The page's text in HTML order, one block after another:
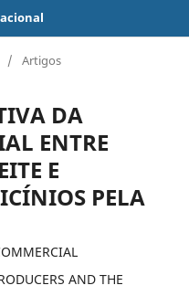
/ Artigos
DA
ENTRE
E
PELA
AND THE